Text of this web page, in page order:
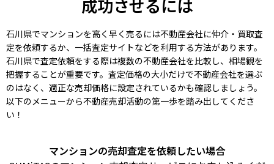
成功させるには
石川県でマンションを高く早く売るには不動産会社に仲介・買取査
定を依頼するか、一括査定サイトなどを利用する方法があります。
石川県で査定依頼をする際は複数の不動産会社を比較し、相場観を
把握することが重要です。査定価格の大小だけで不動産会社を選ぶ
のはなく、適正な売却価格に設定されているかも確認しましょう。
以下のメニューから不動産売却活動の第一歩を踏み出してくださ
い！
マンションの売却査定を依頼したい場合